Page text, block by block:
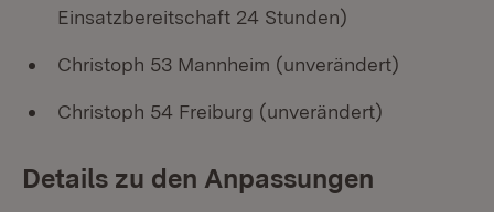
Einsatzbereitschaft 24 Stunden)
Christoph 53 Mannheim (unverändert)
Christoph 54 Freiburg (unverändert)
Details zu den Anpassungen